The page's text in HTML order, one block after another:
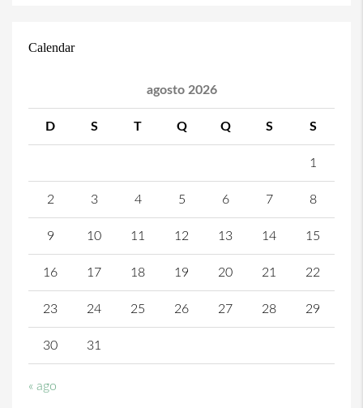
Calendar
agosto 2026
D S T Q Q S S
1
2 3 4 5 6 7 8
9 10 11 12 13 14 15
16 17 18 19 20 21 22
23 24 25 26 27 28 29
30 31
« ago